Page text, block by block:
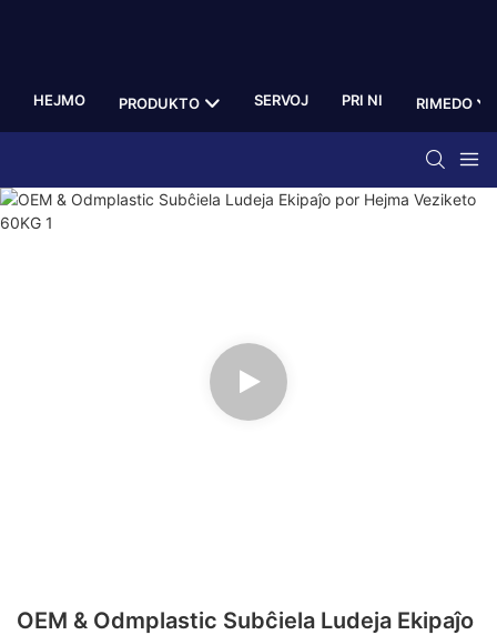
HEJMO PRODUKTO SERVOJ PRI NI RIMEDO
OEM & Odmplastic Subĉiela Ludeja Ekipaĵo